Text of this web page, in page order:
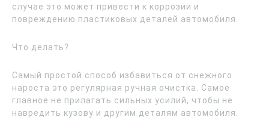
случае это может привести к коррозии и
повреждению пластиковых деталей автомобиля.
Что делать?
Самый простой способ избавиться от снежного
нароста это регулярная ручная очистка. Самое
главное не прилагать сильных усилий, чтобы не
навредить кузову и другим деталям автомобиля.